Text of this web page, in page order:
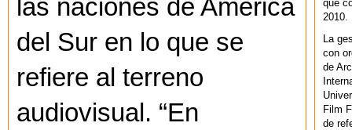
las naciones de América
del Sur en lo que se
refiere al terreno
audiovisual. “En
que
2010.
La
con
de
Film
de